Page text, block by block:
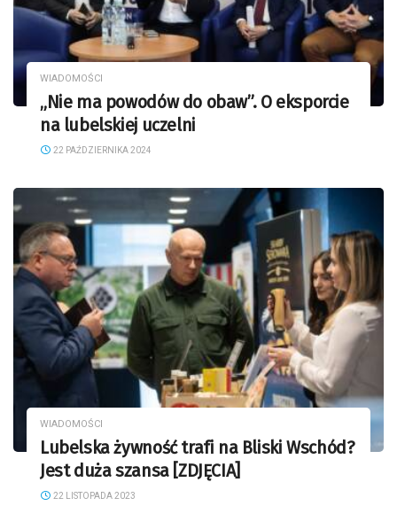
WIADOMOŚCI
„Nie ma powodów do obaw”. O eksporcie
na lubelskiej uczelni
22 PAŹDZIERNIKA 2024
WIADOMOŚCI
Lubelska żywność trafi na Bliski Wschód?
Jest duża szansa [ZDJĘCIA]
22 LISTOPADA 2023